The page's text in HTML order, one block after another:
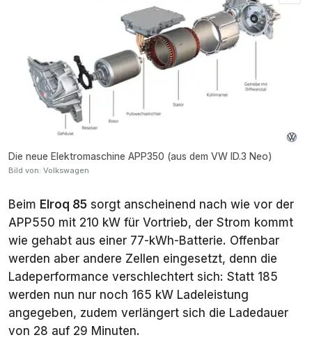
Die neue Elektromaschine APP350 (aus dem VW ID.3 Neo)
Bild von: Volkswagen
Beim Elroq 85 sorgt anscheinend nach wie vor der
APP550 mit 210 kW für Vortrieb, der Strom kommt
wie gehabt aus einer 77-kWh-Batterie. Offenbar
werden aber andere Zellen eingesetzt, denn die
Ladeperformance verschlechtert sich: Statt 185
werden nun nur noch 165 kW Ladeleistung
angegeben, zudem verlängert sich die Ladedauer
von 28 auf 29 Minuten.